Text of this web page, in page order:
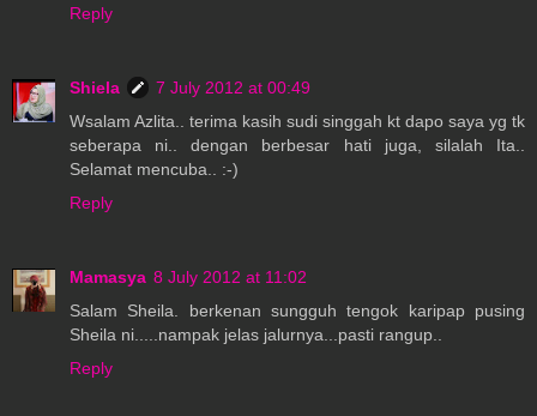
Reply
Shiela
7 July 2012 at 00:49
Wsalam Azlita.. terima kasih sudi singgah kt dapo saya yg tk
seberapa ni.. dengan berbesar hati juga, silalah Ita..
Selamat mencuba.. :-)
Reply
Mamasya 8 July 2012 at 11:02
Salam Sheila. berkenan sungguh tengok karipap pusing
Sheila ni.....nampak jelas jalurnya...pasti rangup..
Reply